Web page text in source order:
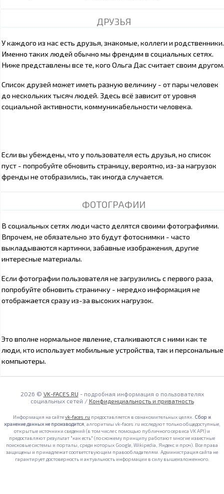
ДРУЗЬЯ
У каждого из нас есть друзья, знакомые, коллеги и родственники.
Именно таких людей обычно мы френдим в социальных сетях.
Ниже представлены все те, кого Ольга Дас считает своим другом.
Список друзей может иметь разную величину - от пары человек
до нескольких тысяч людей. Здесь всё зависит от уровня
социальной активности, коммуникабельности человека.
Если вы убеждены, что у пользователя есть друзья, но список
пуст - попробуйте обновить страницу, вероятно, из-за нагрузок
френды не отобразились, так иногда случается.
ФОТОГРАФИИ
В социальных сетях люди часто делятся своими фотографиями.
Впрочем, не обязательно это будут фотоснимки - часто
выкладываются картинки, забавные изображения, другие
интересные материалы.
Если фотографии пользователя не загрузились с первого раза,
попробуйте обновить страничку - нередко информация не
отображается сразу из-за высоких нагрузок.
Это вполне нормальное явление, сталкиваются с ними как те
люди, кто использует мобильные устройства, так и персональные
компьютеры.
2026 © VK-FACES.RU - подробная информация о пользователях
социальных сетей / Конфиденциальность и приватность
Информация на сайтеvk-faces.ru предоставляется в ознакомительных целях. Сбор и
хранение данных не производится, алгоритмы vk-faces.ru исследуют только общедоступные,
открытые источники сведений (в том числе с помощью публичного сервиса VK API) и
предоставляют результат "как есть" (по схожему принципу работают многие известные
поисковые системы и порталы, среди которых Google, Wikipedia, Яндекс и проч). Все права
защищены и принадлежат соответствующим правообладателям. Администрация сайта не
гарантирует достоверность и актуальность информации в силу вышеизложенного.